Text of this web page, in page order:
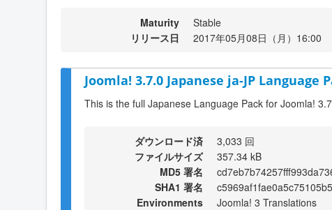
Maturity
Stable
リリース日
2017年05月08日（月）16:00
Joomla! 3.7.0 Japanese ja-JP Language
This is the full Japanese Language Pack for Joomla!
ダウンロード済
3,033 回
ファイルサイズ
357.34 kB
MD5 署名
SHA1 署名
Environments
Joomla! 3 Translations